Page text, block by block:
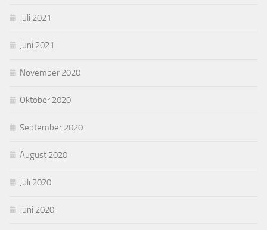
Juli 2021
Juni 2021
November 2020
Oktober 2020
September 2020
August 2020
Juli 2020
Juni 2020